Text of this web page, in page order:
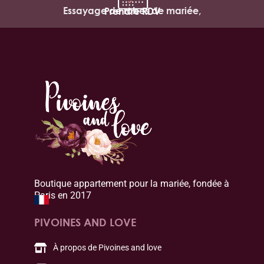
Essayage de robes de mariée,
Prendre RDV
Boutique appartement pour la mariée, fondée à
Paris en 2017
PIVOINES AND LOVE
À propos de Pivoines and love